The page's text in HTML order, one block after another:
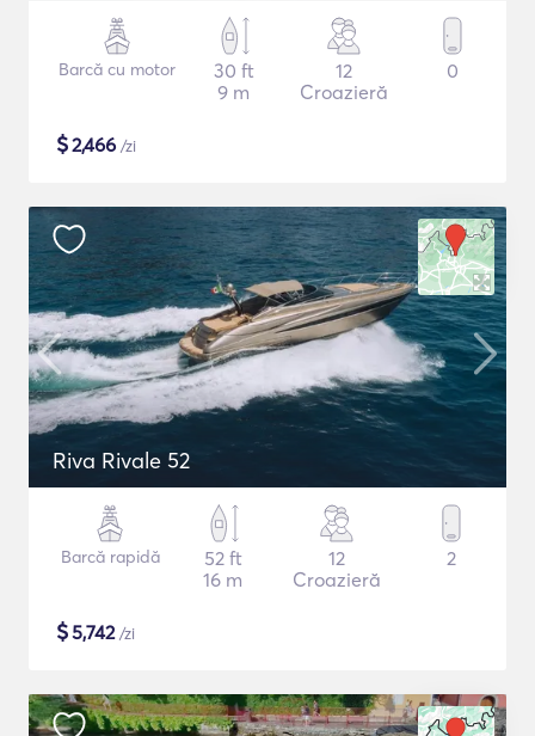
Barcă cu motor
30 ft
9 m
12
Croazieră
0
$2,466 /zi
Riva Rivale 52
Barcă rapidă
52 ft
16 m
12
Croazieră
2
$5,742/zi